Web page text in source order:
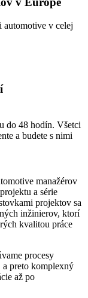
automotive v celej
do 48 hodín. Všetci
a budete s nimi
manažérov
a série
projektov sa
inžinierov, ktorí
kvalitou práce
procesy
preto komplexný
až po